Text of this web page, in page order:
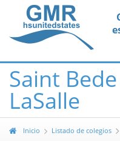
Saint
LaSalle
Inicio Listado de colegios